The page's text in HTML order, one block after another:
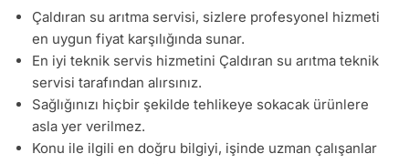
Çaldıran su arıtma servisi, sizlere profesyonel hizmeti
en uygun fiyat karşılığında sunar.
En iyi teknik servis hizmetini Çaldıran su arıtma teknik
servisi tarafından alırsınız.
Sağlığınızı hiçbir şekilde tehlikeye sokacak ürünlere
asla yer verilmez.
Konu ile ilgili en doğru bilgiyi, işinde uzman çalışanlar